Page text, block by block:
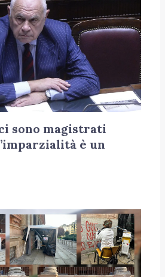
sono magistrati
è un